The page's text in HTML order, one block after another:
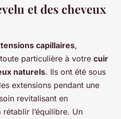
et des cheveux
capillaires,
particulière à votre cuir
naturels. Ils ont été sous
extensions pendant une
revitalisant en
l’équilibre. Un